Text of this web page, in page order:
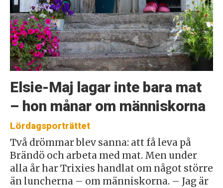
Elsie-Maj lagar inte bara mat
– hon månar om människorna
Lördagsporträttet
Två drömmar blev sanna: att få leva på
Brändö och arbeta med mat. Men under
alla år har Trixies handlat om något större
än luncherna – om människorna. – Jag är